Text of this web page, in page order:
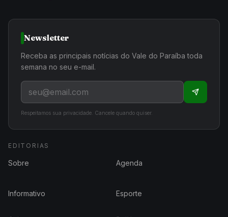
Newsletter
Receba as principais notícias do Vale do Paraíba toda
semana no seu e-mail.
Respeitamos sua privacidade. Cancele quando quiser.
EDITORIAS
Sobre Agenda
Informativo Esporte